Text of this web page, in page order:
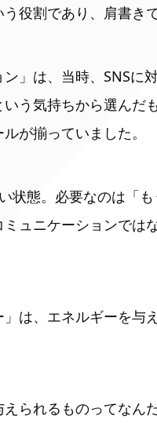
役割であり、肩書きで
」は、当時、SNSに
う気持ちから選んだ
が揃っていました。
状態。必要なのは「
ュニケーションでは
は、エネルギーを与
られるものってなん